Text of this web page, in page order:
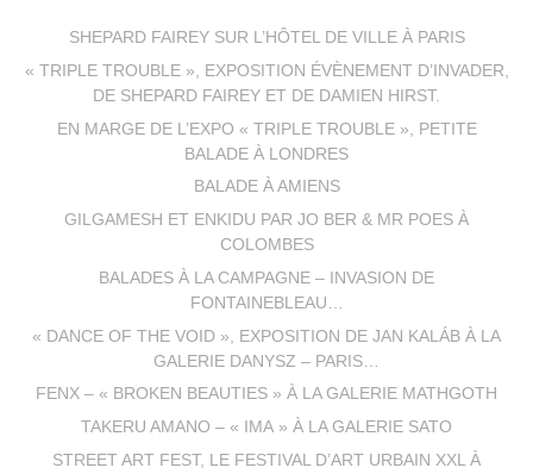
SHEPARD FAIREY SUR L’HÔTEL DE VILLE À PARIS
« TRIPLE TROUBLE », EXPOSITION ÉVÈNEMENT D’INVADER,
DE SHEPARD FAIREY ET DE DAMIEN HIRST.
EN MARGE DE L’EXPO « TRIPLE TROUBLE », PETITE
BALADE À LONDRES
BALADE À AMIENS
GILGAMESH ET ENKIDU PAR JO BER & MR POES À
COLOMBES
BALADES À LA CAMPAGNE – INVASION DE
FONTAINEBLEAU…
« DANCE OF THE VOID », EXPOSITION DE JAN KALÁB À LA
GALERIE DANYSZ – PARIS…
FENX – « BROKEN BEAUTIES » À LA GALERIE MATHGOTH
TAKERU AMANO – « IMA » À LA GALERIE SATO
STREET ART FEST, LE FESTIVAL D’ART URBAIN XXL À